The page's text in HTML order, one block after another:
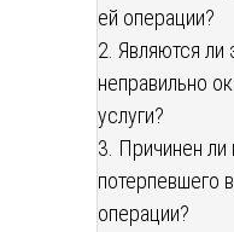
ей операции?
2. Являются
неправильно
услуги?
3. Причинен
потерпевшего
операции?